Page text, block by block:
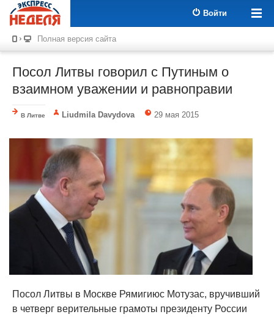
Войти
Полная версия сайта
Посол Литвы говорил с Путиным о
взаимном уважении и равноправии
В Литве Liudmila Davydova 29 мая 2015
Посол Литвы в Москве Рямигиюс Мотузас, вручивший
в четверг верительные грамоты президенту России